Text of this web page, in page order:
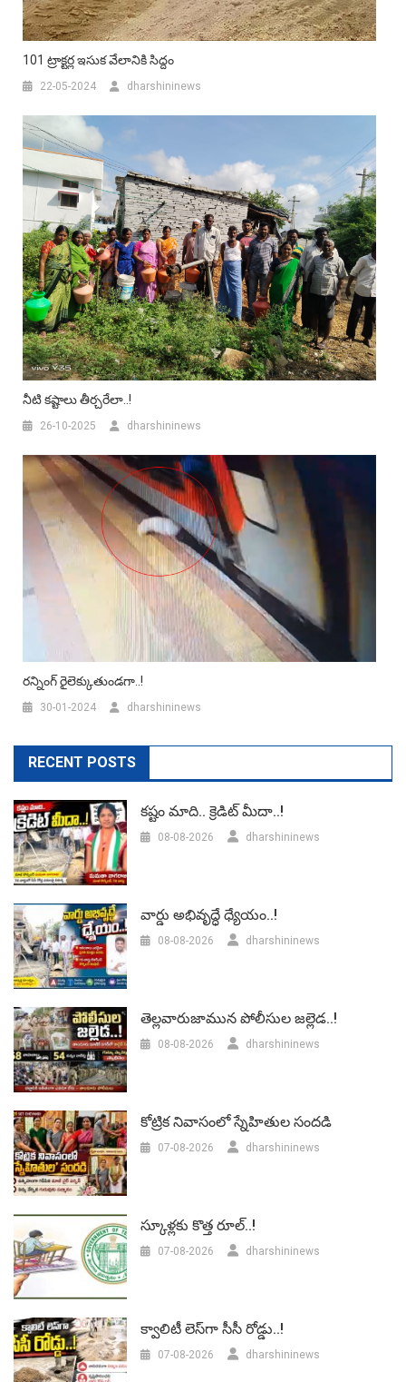
101 ట్రాక్టర్ల ఇసుక వేలానికి సిద్దం
22-05-2024 dharshininews
నీటి కష్టాలు తీర్చరేలా..!
26-10-2025 dharshininews
రన్నింగ్ రైలెక్కుతుండగా..!
30-01-2024 dharshininews
RECENT POSTS
కష్టం మాది.. క్రెడిట్ మీదా..!
08-08-2026 dharshininews
వార్డు అభివృద్ధే ధ్యేయం..!
08-08-2026 dharshininews
తెల్లవారుజామున పోలీసుల జల్లెడ..!
08-08-2026 dharshininews
కోట్రిక నివాసంలో స్నేహితుల సందడి
07-08-2026 dharshininews
స్కూళ్లకు కొత్త రూల్..!
07-08-2026 dharshininews
క్వాలిటీ లెస్‌గా సీసీ రోడ్డు..!
07-08-2026 dharshininews